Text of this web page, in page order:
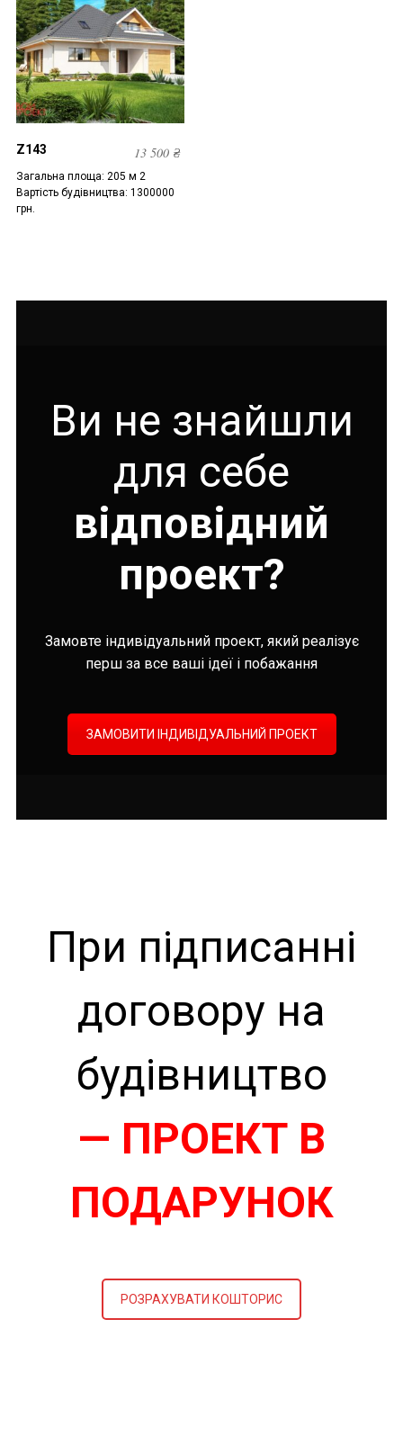
Z143 13 500₴
Загальна площа: 205 м 2
Вартість будівництва: 1300000
грн.
Ви не знайшли
для себе
відповідний
проект?
Замовте індивідуальний проект, який реалізує
перш за все ваші ідеї і побажання
ЗАМОВИТИ ІНДИВІДУАЛЬНИЙ ПРОЕКТ
При підписанні
договору на
будівництво
— ПРОЕКТ В
ПОДАРУНОК
РОЗРАХУВАТИ КОШТОРИС